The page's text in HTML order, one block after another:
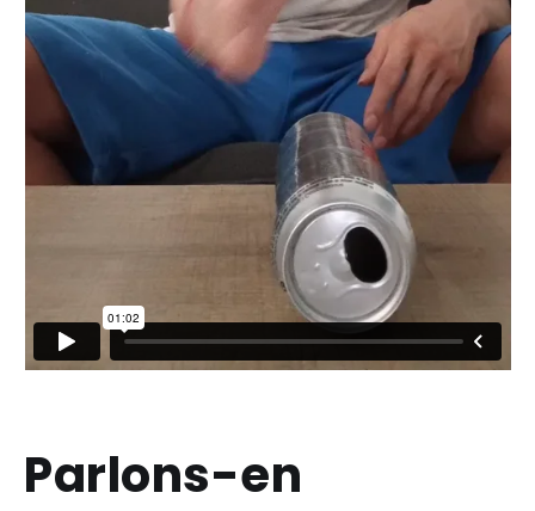
Parlons-en